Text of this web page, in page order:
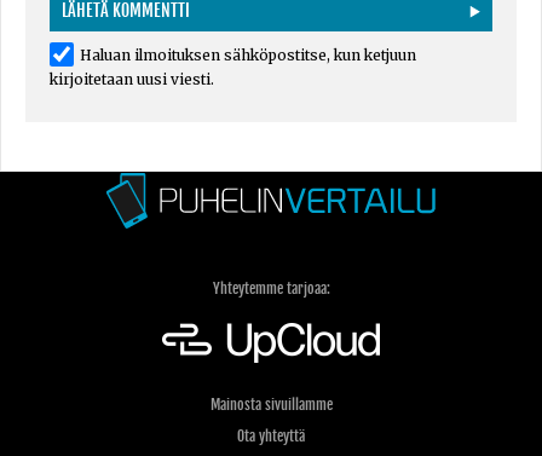
Haluan ilmoituksen sähköpostitse, kun ketjuun
kirjoitetaan uusi viesti.
Yhteytemme tarjoaa:
Mainosta sivuillamme
Ota yhteyttä